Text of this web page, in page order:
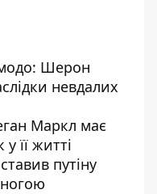
Шерон
невдалих
Маркл має
її житті
путіну
ногою